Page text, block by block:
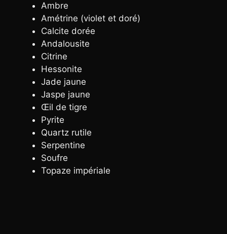
Ambre
Amétrine (violet et doré)
Calcite dorée
Andalousite
Citrine
Hessonite
Jade jaune
Jaspe jaune
Œil de tigre
Pyrite
Quartz rutile
Serpentine
Soufre
Topaze impériale